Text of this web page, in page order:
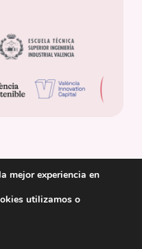
Energética Urbana.
mejor experiencia en
utilizamos o